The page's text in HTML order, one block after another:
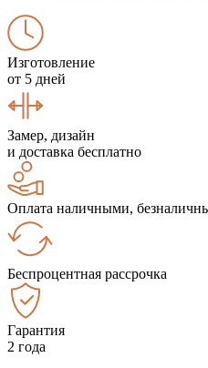
Изготовление
от 5 дней
Замер, дизайн
и доставка бесплатно
Оплата наличными,
Беспроцентная рассрочка
Гарантия
2 года